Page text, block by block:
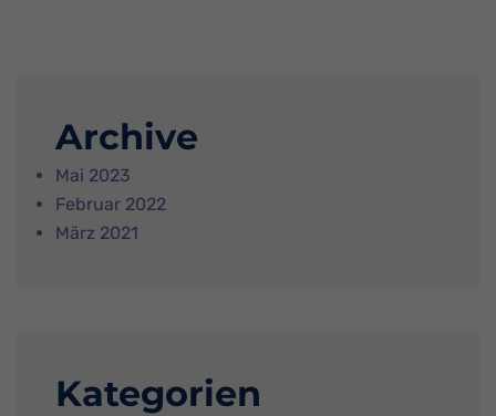
Archive
Mai 2023
Februar 2022
März 2021
Kategorien